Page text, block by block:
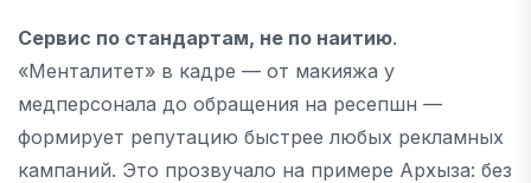
Сервис по стандартам, не по наитию.
«Менталитет» в кадре — от макияжа у
медперсонала до обращения на ресепшн —
формирует репутацию быстрее любых рекламных
кампаний. Это прозвучало на примере Архыза: без